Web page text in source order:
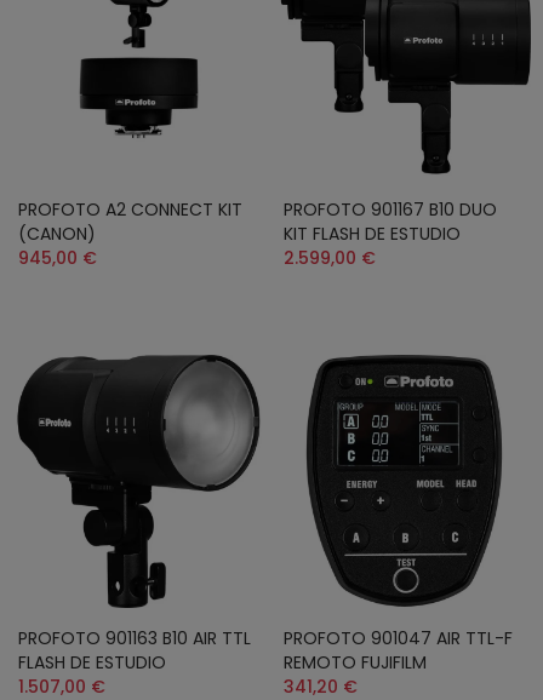
PROFOTO A2 CONNECT KIT
(CANON)
945,00 €
PROFOTO 901167 B10 DUO
KIT FLASH DE ESTUDIO
2.599,00 €
PROFOTO 901163 B10 AIR TTL
FLASH DE ESTUDIO
1.507,00 €
PROFOTO 901047 AIR TTL-F
REMOTO FUJIFILM
341,20 €